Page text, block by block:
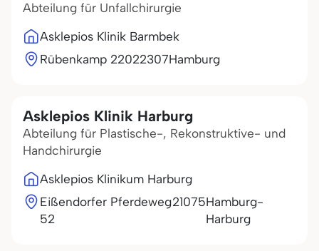
Abteilung für Unfallchirurgie
Asklepios Klinik Barmbek
Rübenkamp 22022307Hamburg
Asklepios Klinik Harburg
Abteilung für Plastische-, Rekonstruktive- und
Handchirurgie
Asklepios Klinikum Harburg
Eißendorfer Pferdeweg
52
21075Hamburg-
Harburg